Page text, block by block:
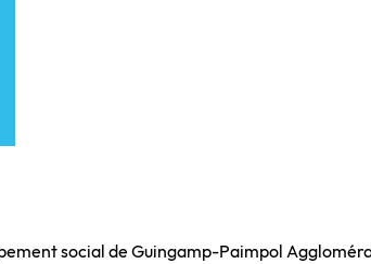
social de Guingamp-Paimpol